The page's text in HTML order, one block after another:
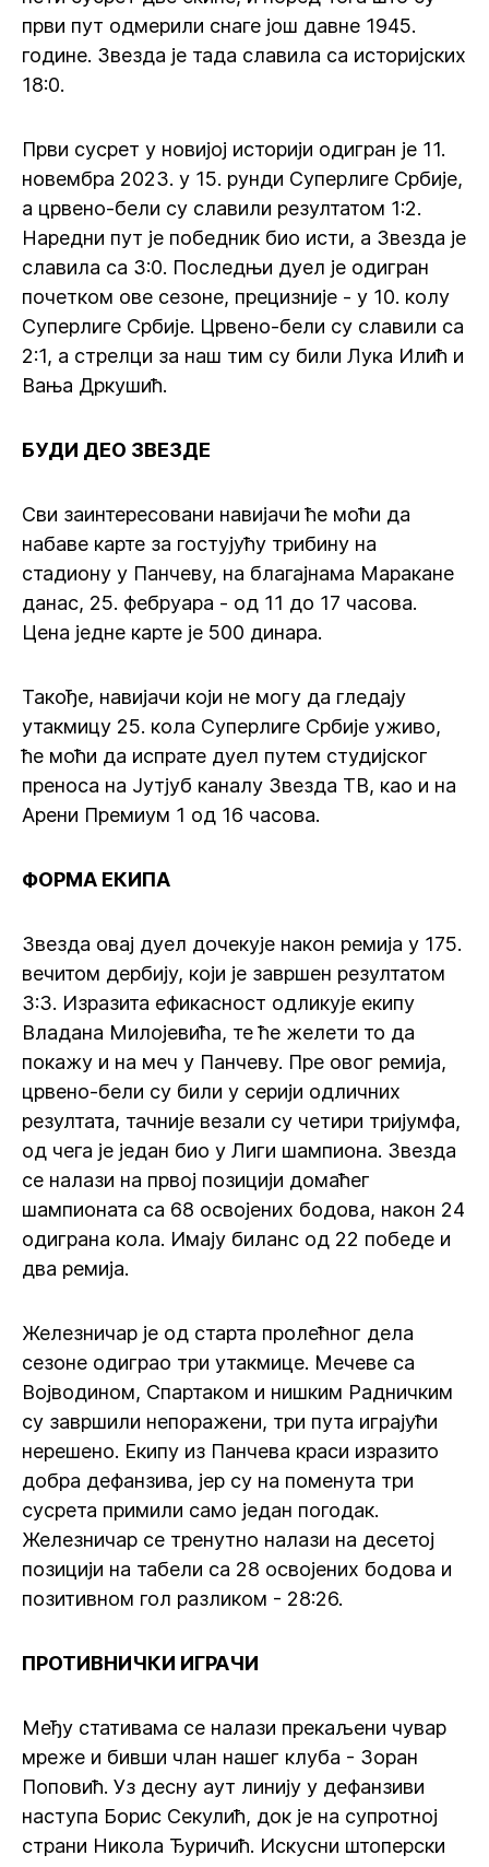
први пут одмерили снаге још давне 1945.
године. Звезда је тада славила са историјских
18:0.
Први сусрет у новијој историји одигран је 11.
новембра 2023. у 15. рунди Суперлиге Србије,
а црвено-бели су славили резултатом 1:2.
Наредни пут је победник био исти, а Звезда је
славила са 3:0. Последњи дуел је одигран
почетком ове сезоне, прецизније - у 10. колу
Суперлиге Србије. Црвено-бели су славили са
2:1, а стрелци за наш тим су били Лука Илић и
Вања Дркушић.
БУДИ ДЕО ЗВЕЗДЕ
Сви заинтересовани навијачи ће моћи да
набаве карте за гостујућу трибину на
стадиону у Панчеву, на благајнама Маракане
данас, 25. фебруара - од 11 до 17 часова.
Цена једне карте је 500 динара.
Такође, навијачи који не могу да гледају
утакмицу 25. кола Суперлиге Србије уживо,
ће моћи да испрате дуел путем студијског
преноса на Јутјуб каналу Звезда ТВ, као и на
Арени Премиум 1 од 16 часова.
ФОРМА ЕКИПА
Звезда овај дуел дочекује након ремија у 175.
вечитом дербију, који је завршен резултатом
3:3. Изразита ефикасност одликује екипу
Владана Милојевића, те ће желети то да
покажу и на меч у Панчеву. Пре овог ремија,
црвено-бели су били у серији одличних
резултата, тачније везали су четири тријумфа,
од чега је један био у Лиги шампиона. Звезда
се налази на првој позицији домаћег
шампионата са 68 освојених бодова, након 24
одиграна кола. Имају биланс од 22 победе и
два ремија.
Железничар је од старта пролећног дела
сезоне одиграо три утакмице. Мечеве са
Војводином, Спартаком и нишким Радничким
су завршили непоражени, три пута играјући
нерешено. Екипу из Панчева краси изразито
добра дефанзива, јер су на поменута три
сусрета примили само један погодак.
Железничар се тренутно налази на десетој
позицији на табели са 28 освојених бодова и
позитивном гол разликом - 28:26.
ПРОТИВНИЧКИ ИГРАЧИ
Међу стативама се налази прекаљени чувар
мреже и бивши члан нашег клуба - Зоран
Поповић. Уз десну аут линију у дефанзиви
наступа Борис Секулић, док је на супротној
страни Никола Ђуричић. Искусни штоперски